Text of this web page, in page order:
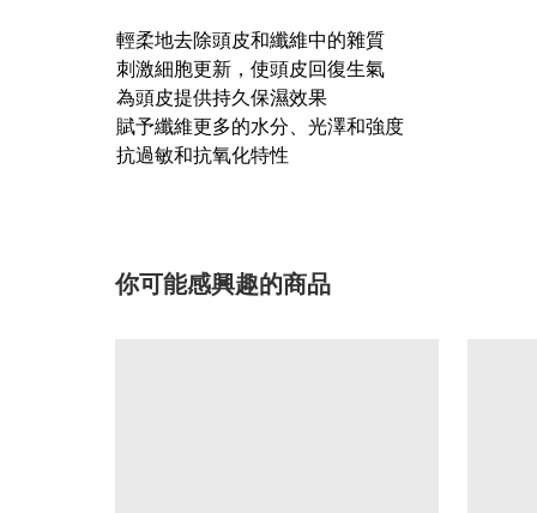
輕柔地去除頭皮和纖維中的雜質
刺激細胞更新，使頭皮回復生氣
為頭皮提供持久保濕效果
賦予纖維更多的水分、光澤和強度
抗過敏和抗氧化特性
你可能感興趣的商品